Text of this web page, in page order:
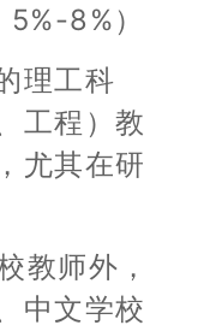
8%）
理工科
工程）教
尤其在研
教师外，
中文学校